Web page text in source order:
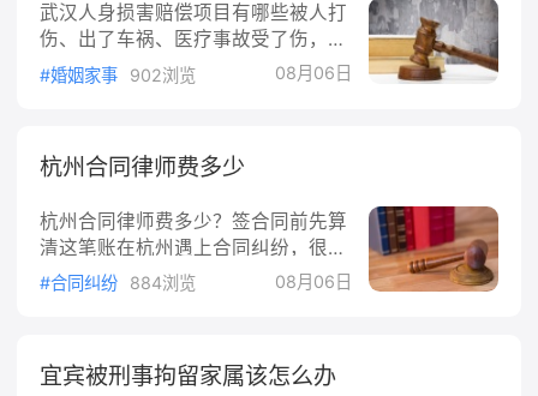
事：查询和选类别###为什么要先查
商标商标注册不是交了材料就能过。
根据《商标法》第三十条，申请注册
请。所以提交之前，先在国家知识产
武汉人身损害赔偿项目有哪些被人打
伤、出了车祸、医疗事故受了伤，对
方该赔哪些钱？很多人第一时间只想
法典》第1179条，侵害他人造成人身
下面把武汉本地能主张的项目挨个说
清楚。人身损害赔偿的项目清单《民
法典》第1179条是人身损害赔偿的总
复支出的合理费用，以及因误工减少
#婚姻家事 902浏览 08月06日
杭州合同律师费多少
杭州合同律师费多少？签合同前先算
清这笔账在杭州遇上合同纠纷，很多
人第一反应是"请律师得花多少钱"。
些门道讲清楚，让你心里有个底。
#合同纠纷 884浏览 08月06日
宜宾被刑事拘留家属该怎么办